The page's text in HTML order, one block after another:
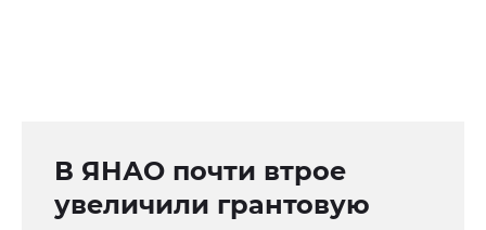
В ЯНАО почти втрое
увеличили грантовую